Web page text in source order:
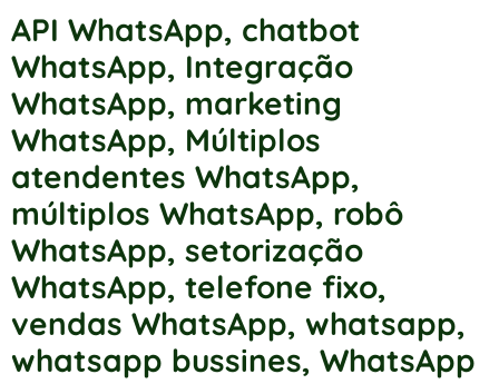
API WhatsApp, chatbot
WhatsApp, Integração
WhatsApp, marketing
WhatsApp, Múltiplos
atendentes WhatsApp,
múltiplos WhatsApp, robô
WhatsApp, setorização
WhatsApp, telefone fixo,
vendas WhatsApp, whatsapp,
whatsapp bussines, WhatsApp